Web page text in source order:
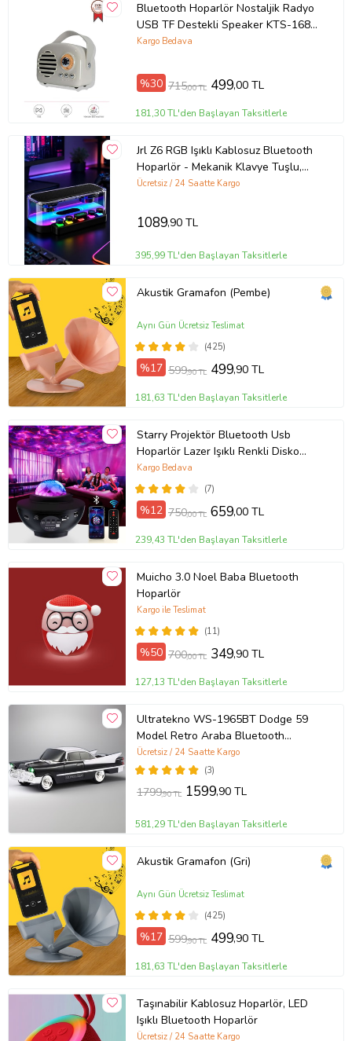
Bluetooth Hoparlör Nostaljik Radyo
USB TF Destekli Speaker KTS-1682
Gri
Kargo Bedava
%30 715,00 TL 499,00 TL
181,30 TL'den Başlayan Taksitlerle
Jrl Z6 RGB Işıklı Kablosuz Bluetooth
Hoparlör - Mekanik Klavye Tuşlu,
Speaker
Ücretsiz / 24 Saatte Kargo
1089,90 TL
395,99 TL'den Başlayan Taksitlerle
Akustik Gramafon (Pembe)
(425)
Aynı Gün Ücretsiz Teslimat
%17 599,90 TL 499,90 TL
181,63 TL'den Başlayan Taksitlerle
Starry Projektör Bluetooth Usb
Hoparlör Lazer Işıklı Renkli Disko
Parti Lambası
(7)
Kargo Bedava
%12 750,00 TL 659,00 TL
239,43 TL'den Başlayan Taksitlerle
Muicho 3.0 Noel Baba Bluetooth
Hoparlör
(11)
Kargo ile Teslimat
%50 700,00 TL 349,90 TL
127,13 TL'den Başlayan Taksitlerle
Ultratekno WS-1965BT Dodge 59
Model Retro Araba Bluetooth
Hoparlör Fm Radyo USB Tf Aux
Destekli Speaker (Siyah)
(3)
Ücretsiz / 24 Saatte Kargo
1799,90 TL 1599,90 TL
581,29 TL'den Başlayan Taksitlerle
Akustik Gramafon (Gri)
(425)
Aynı Gün Ücretsiz Teslimat
%17 599,90 TL 499,90 TL
181,63 TL'den Başlayan Taksitlerle
Taşınabilir Kablosuz Hoparlör, LED
Işıklı Bluetooth Hoparlör
Ücretsiz / 24 Saatte Kargo